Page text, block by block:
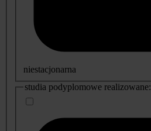
niestacjonarna
studia podyplomowe realizowane: